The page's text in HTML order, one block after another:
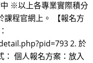
※以上各專業實際積分
課程官網上。 【報名方
2. 於
： 個人報名方案：放入